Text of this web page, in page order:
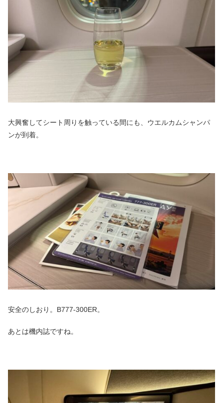
大興奮してシート周りを触っている間にも、ウエルカムシャンパ
ンが到着。
安全のしおり。B777-300ER。
あとは機内誌ですね。